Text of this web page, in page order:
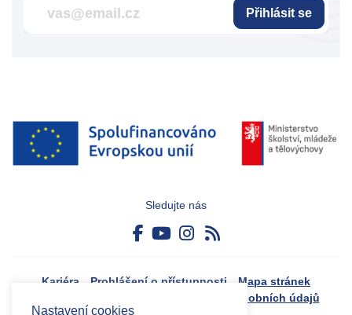
Přihlásit se
Sledujte nás
Kariéra Prohlášení o přístupnosti
Mapa stránek
Zásady ochrany osobních údajů
Nastavení cookies